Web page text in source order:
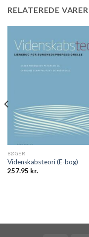
RELATEREDE VARER
BØGER
Videnskabsteori (E-bog)
257.95 kr.